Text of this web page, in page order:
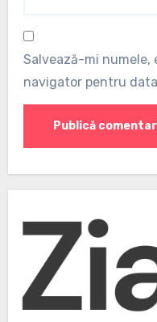
Salvează-mi numele,
navigator pentru